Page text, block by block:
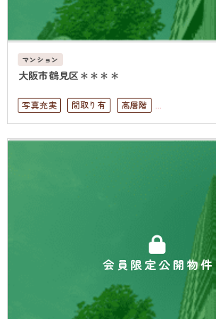
マンション
大阪市鶴見区＊＊＊＊
写真充実 間取り有
高層階
南面バルコニー
会員限定公開物件